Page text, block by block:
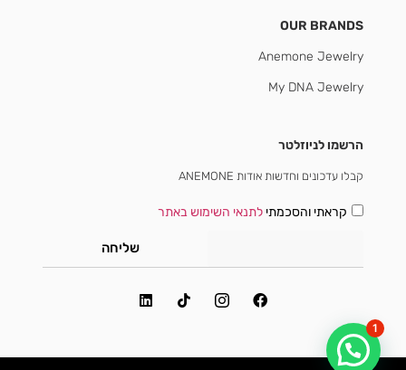
OUR BRANDS
Anemone Jewelry
My DNA Jewelry
הרשמו לניוזלטר
קבלו עדכונים וחדשות אודות ANEMONE
קראתי והסכמתילתנאי השימוש באתר
שליחה
1